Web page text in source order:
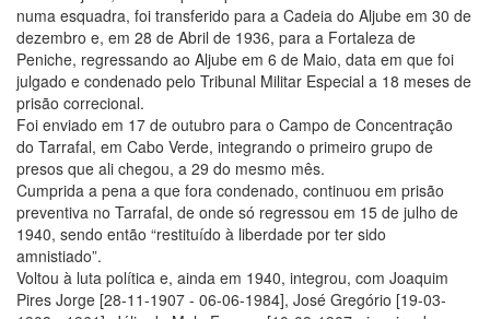
numa esquadra, foi transferido para a Cadeia do Aljube em 30 de
dezembro e, em 28 de Abril de 1936, para a Fortaleza de
Peniche, regressando ao Aljube em 6 de Maio, data em que foi
julgado e condenado pelo Tribunal Militar Especial a 18 meses de
prisão correcional.
Foi enviado em 17 de outubro para o Campo de Concentração
do Tarrafal, em Cabo Verde, integrando o primeiro grupo de
presos que ali chegou, a 29 do mesmo mês.
Cumprida a pena a que fora condenado, continuou em prisão
preventiva no Tarrafal, de onde só regressou em 15 de julho de
1940, sendo então “restituído à liberdade por ter sido
amnistiado”.
Voltou à luta política e, ainda em 1940, integrou, com Joaquim
Pires Jorge [28-11-1907 - 06-06-1984], José Gregório [19-03-